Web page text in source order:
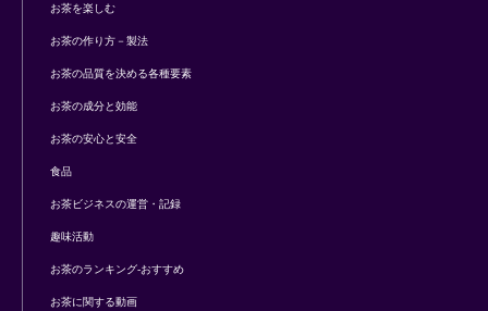
お茶を楽しむ
お茶の作り方－製法
お茶の品質を決める各種要素
お茶の成分と効能
お茶の安心と安全
食品
お茶ビジネスの運営・記録
趣味活動
お茶のランキング-おすすめ
お茶に関する動画